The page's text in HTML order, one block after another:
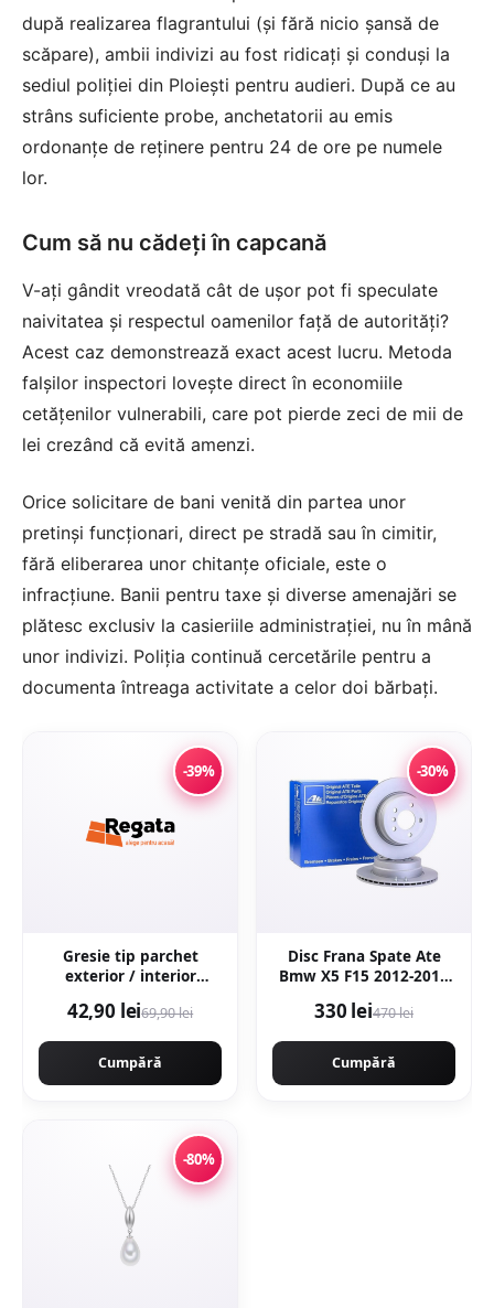
după realizarea flagrantului (și fără nicio șansă de
scăpare), ambii indivizi au fost ridicați și conduși la
sediul poliției din Ploiești pentru audieri. După ce au
strâns suficiente probe, anchetatorii au emis
ordonanțe de reținere pentru 24 de ore pe numele
lor.
Cum să nu cădeți în capcană
V-ați gândit vreodată cât de ușor pot fi speculate
naivitatea și respectul oamenilor față de autorități?
Acest caz demonstrează exact acest lucru. Metoda
falșilor inspectori lovește direct în economiile
cetățenilor vulnerabili, care pot pierde zeci de mii de
lei crezând că evită amenzi.
Orice solicitare de bani venită din partea unor
pretinși funcționari, direct pe stradă sau în cimitir,
fără eliberarea unor chitanțe oficiale, este o
infracțiune. Banii pentru taxe și diverse amenajări se
plătesc exclusiv la casieriile administrației, nu în mână
unor indivizi. Poliția continuă cercetările pentru a
documenta întreaga activitate a celor doi bărbați.
-39%
Gresie tip parchet
exterior / interior
60 cm mata portelanata42,90 lei69,90 lei
Cumpără
-30%
Disc Frana Spate Ate
Bmw X5 F15 2012-2018
330 lei470 lei
Cumpără
-80%